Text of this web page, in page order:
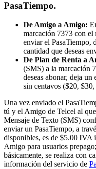
PasaTiempo.
De Amigo a Amigo:
marcación 7373 con el
enviar el PasaTiempo,
cantidad que deseas
De Plan de Renta a
(SMS) a la marcación
deseas abonar, deja
sin centavos ($20,
Una vez enviado el
tú y el Amigo de Telcel al
Mensaje de Texto (SMS)
enviar un PasaTiempo, a
disponibles, es de $5.00 IVA
Amigo para usuarios
básicamente, se realiza con
información del servicio de